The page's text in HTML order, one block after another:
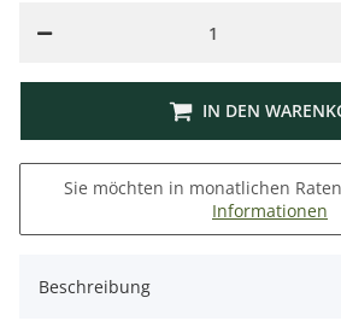
IN DEN
Sie möchten in monatlichen
Informationen
Beschreibung